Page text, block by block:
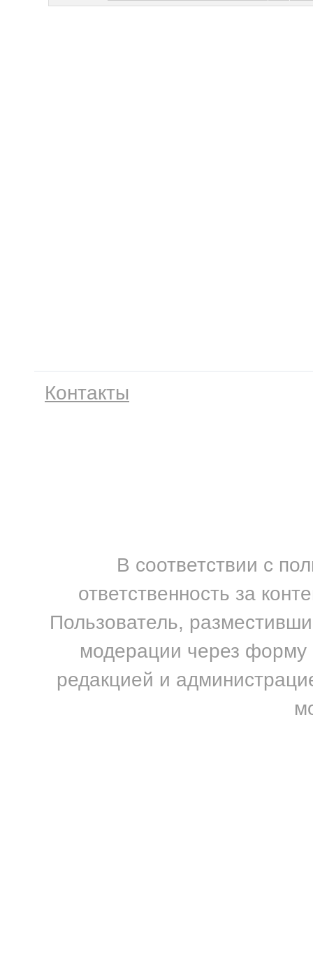
Контакты
В соответствии с
ответственность за
Пользователь,
модерации через форму
редакцией и